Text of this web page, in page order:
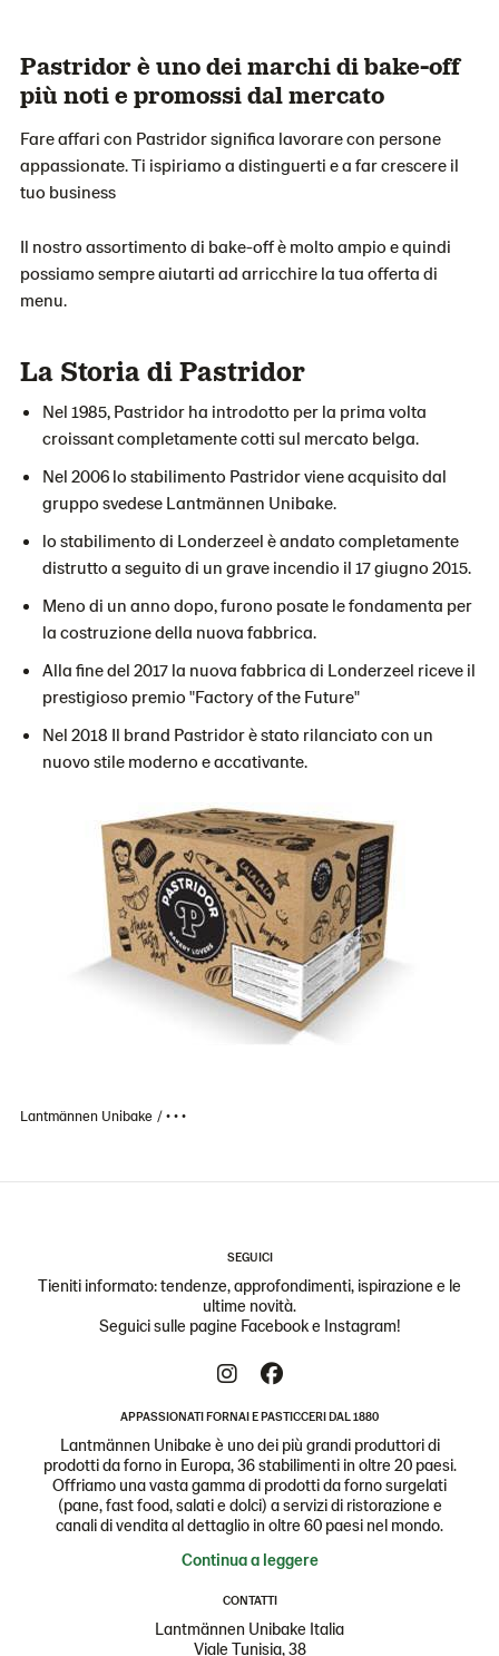
Pastridor è uno dei marchi di bake-off
più noti e promossi dal mercato
Fare affari con Pastridor significa lavorare con persone
appassionate. Ti ispiriamo a distinguerti e a far crescere il
tuo business
Il nostro assortimento di bake-off è molto ampio e quindi
possiamo sempre aiutarti ad arricchire la tua offerta di
menu.
La Storia di Pastridor
Nel 1985, Pastridor ha introdotto per la prima volta
croissant completamente cotti sul mercato belga.
Nel 2006 lo stabilimento Pastridor viene acquisito dal
gruppo svedese Lantmännen Unibake.
lo stabilimento di Londerzeel è andato completamente
distrutto a seguito di un grave incendio il 17 giugno 2015.
Meno di un anno dopo, furono posate le fondamenta per
la costruzione della nuova fabbrica.
Alla fine del 2017 la nuova fabbrica di Londerzeel riceve il
prestigioso premio "Factory of the Future"
Nel 2018 Il brand Pastridor è stato rilanciato con un
nuovo stile moderno e accativante.
Lantmännen Unibake • • •
SEGUICI
Tieniti informato: tendenze, approfondimenti, ispirazione e le
ultime novità.
Seguici sulle pagine Facebook e Instagram!
APPASSIONATI FORNAI E PASTICCERI DAL 1880
Lantmännen Unibake è uno dei più grandi produttori di
prodotti da forno in Europa, 36 stabilimenti in oltre 20 paesi.
Offriamo una vasta gamma di prodotti da forno surgelati
(pane, fast food, salati e dolci) a servizi di ristorazione e
canali di vendita al dettaglio in oltre 60 paesi nel mondo.
Continua a leggere
CONTATTI
Lantmännen Unibake Italia
Viale Tunisia, 38